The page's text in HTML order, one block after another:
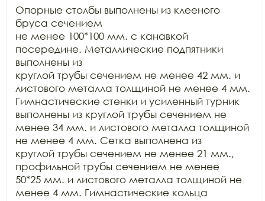
Опорные столбы выполнены из клееного
бруса сечением
не менее 100*100 мм. с канавкой
посередине. Металлические подпятники
выполнены из
круглой трубы сечением не менее 42 мм. и
листового металла толщиной не менее 4 мм.
Гимнастические стенки и усиленный турник
выполнены из круглой трубы сечением не
менее 34 мм. и листового металла толщиной
не менее 4 мм. Сетка выполнена из
круглой трубы сечением не менее 21 мм.,
профильной трубы сечением не менее
50*25 мм. и листового металла толщиной не
менее 4 мм. Гимнастические кольца